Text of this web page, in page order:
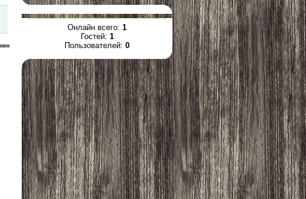
Онлайн всего: 1
Гостей: 1
Пользователей: 0